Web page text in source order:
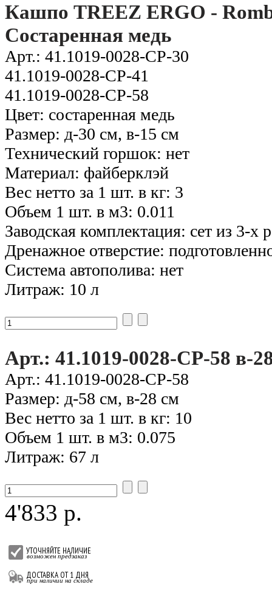
Кашпо TREEZ ERGO -
Состаренная медь
Арт.: 41.1019-0028-CP-30
41.1019-0028-CP-41
41.1019-0028-CP-58
Цвет: состаренная медь
Размер: д-30 см, в-15 см
Технический горшок: нет
Материал: фaйберклэй
Вес нетто за 1 шт. в кг: 3
Объем 1 шт. в м3: 0.011
Заводская комплектация: сет из 3-х
Дренажное отверстие:
Система автополива: нет
Литраж: 10 л
Арт.: 41.1019-0028-CP-58 в-
Арт.: 41.1019-0028-CP-58
Размер: д-58 см, в-28 см
Вес нетто за 1 шт. в кг: 10
Объем 1 шт. в м3: 0.075
Литраж: 67 л
4'833 р.
УТОЧНЯЙТЕ НАЛИЧИЕ
возможен предзаказ
ДОСТАВКА ОТ 1 ДНЯ
при наличии на складе